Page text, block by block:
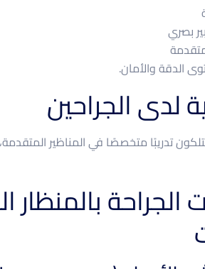
بصري
الدقة والأمان.
تدريبًا متخصصًا في المناظير
الجراحة